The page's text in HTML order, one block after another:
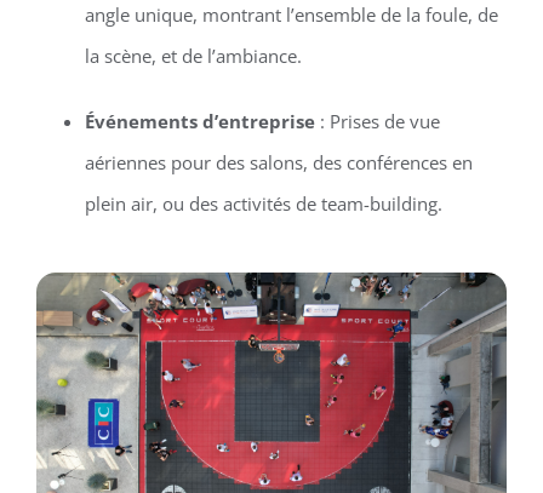
angle unique, montrant l’ensemble de la foule, de
la scène, et de l’ambiance.
Événements d’entreprise: Prises de vue
aériennes pour des salons, des conférences en
plein air, ou des activités de team-building.